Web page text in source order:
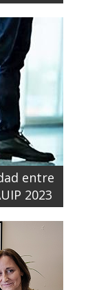
entre
2023